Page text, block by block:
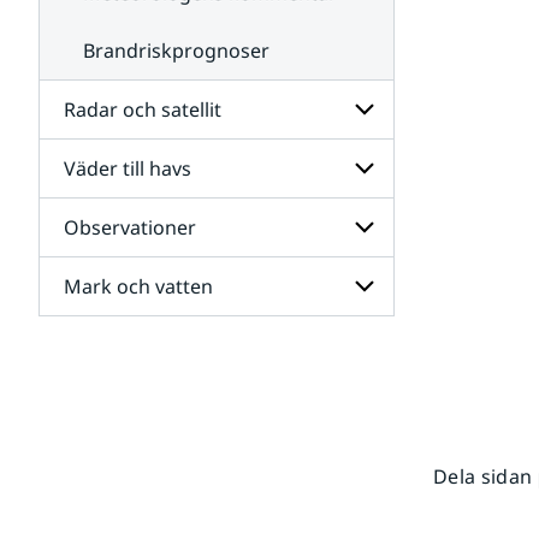
Brandriskprognoser
Radar och satellit
Undersidor
för
Radar
och
satellit
Väder till havs
Undersidor
för
Väder
till
havs
Observationer
Undersidor
för
Mark och vatten
Dela sidan